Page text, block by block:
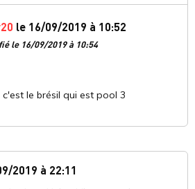
le 16/09/2019 à 10:52
le 16/09/2019 à 10:54
c'est le brésil qui est pool 3
2019 à 22:11